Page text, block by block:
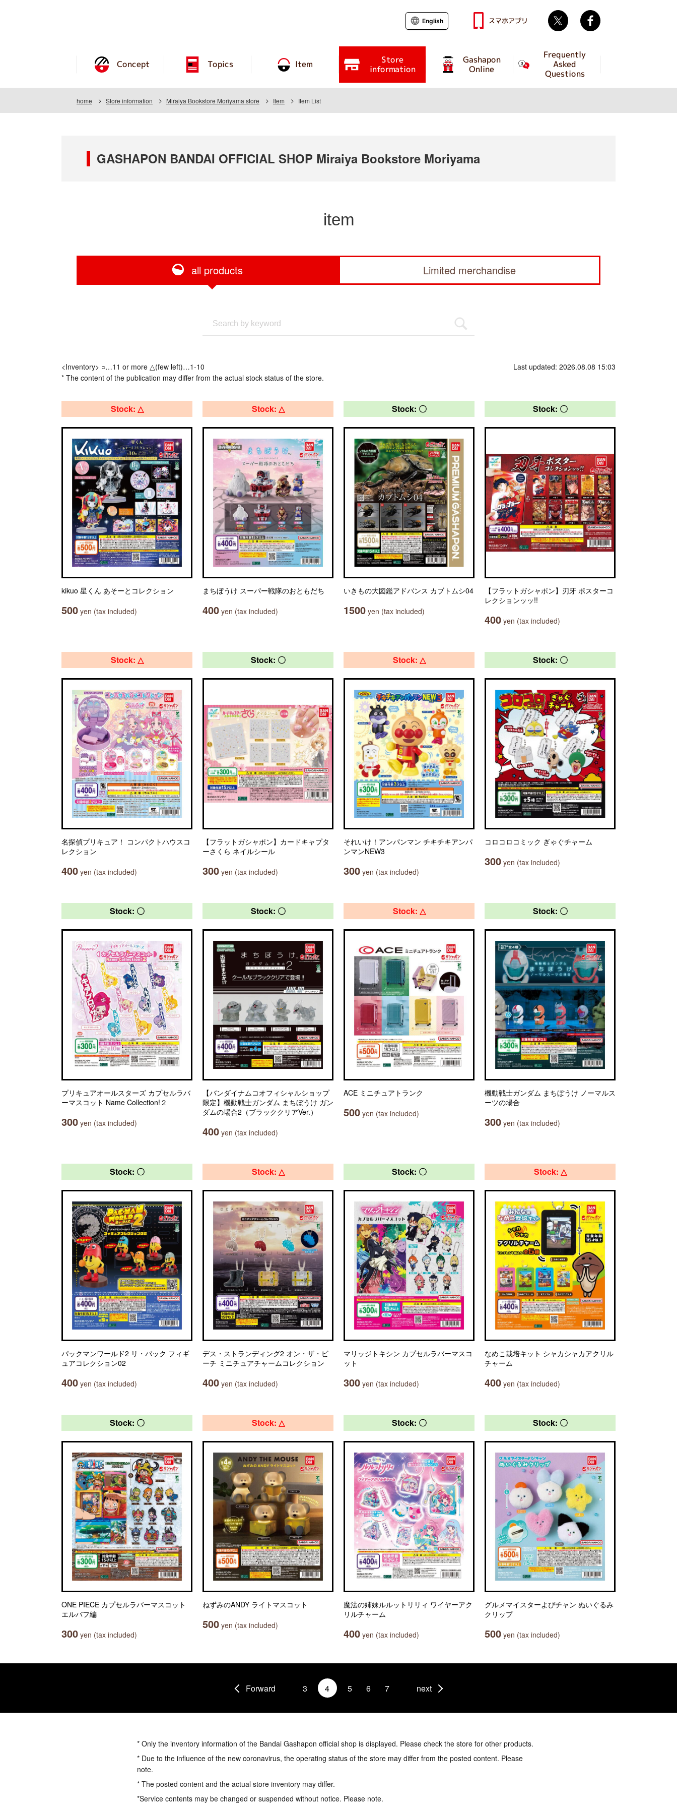
Concept Topics Item Store
information
Gashapon
Online
Frequently
Asked
Questions
English スマホアプリ Twitter
home Store information Miraiya Bookstore Moriyama store Item Item List
GASHAPON BANDAI OFFICIAL SHOP Miraiya Bookstore Moriyama
item
all products Limited merchandise
<Inventory> ○…11 or more △(few left)…1-10
* The content of the publication may differ from the actual stock status of the store.
Last updated: 2026.08.08 15:03
Stock: △
kikuo 星くん あそーとコレクション
500 yen (tax included)
Stock: △
まちぼうけ スーパー戦隊のおともだち
400 yen (tax included)
Stock: 〇
いきもの大図鑑アドバンス カブトムシ04
1500 yen (tax included)
Stock: 〇
【フラットガシャポン】刃牙 ポスターコ
レクションッッ!!
400 yen (tax included)
Stock: △
名探偵プリキュア！ コンパクトハウスコ
レクション
400 yen (tax included)
Stock: 〇
【フラットガシャポン】カードキャプタ
ーさくら ネイルシール
300 yen (tax included)
Stock: △
それいけ！アンパンマン チキチキアンパ
ンマンNEW3
300 yen (tax included)
Stock: 〇
コロコロコミック ぎゃぐチャーム
300 yen (tax included)
Stock: 〇
プリキュアオールスターズ カプセルラバ
ーマスコット Name Collection!２
300 yen (tax included)
Stock: 〇
【バンダイナムコオフィシャルショップ
限定】機動戦士ガンダム まちぼうけ ガン
ダムの場合2（ブラッククリアVer.）
400 yen (tax included)
Stock: △
ACE ミニチュアトランク
500 yen (tax included)
Stock: 〇
機動戦士ガンダム まちぼうけ ノーマルス
ーツの場合
300 yen (tax included)
Stock: 〇
パックマンワールド2 リ・パック フィギ
ュアコレクション02
400 yen (tax included)
Stock: △
デス・ストランディング2 オン・ザ・ビ
ーチ ミニチュアチャームコレクション
400 yen (tax included)
Stock: 〇
マリッジトキシン カプセルラバーマスコ
ット
300 yen (tax included)
Stock: △
なめこ栽培キット シャカシャカアクリル
チャーム
400 yen (tax included)
Stock: 〇
ONE PIECE カプセルラバーマスコット
エルバフ編
300 yen (tax included)
Stock: △
ねずみのANDY ライトマスコット
500 yen (tax included)
Stock: 〇
魔法の姉妹ルルットリリィ ワイヤーアク
リルチャーム
400 yen (tax included)
Stock: 〇
グルメマイスターよぴチャン ぬいぐるみ
クリップ
500 yen (tax included)
Forward 3 4 5 6 7 next
* Only the inventory information of the Bandai Gashapon official shop is displayed. Please check the store for other products.
* Due to the influence of the new coronavirus, the operating status of the store may differ from the posted content. Please
note.
* The posted content and the actual store inventory may differ.
*Service contents may be changed or suspended without notice. Please note.